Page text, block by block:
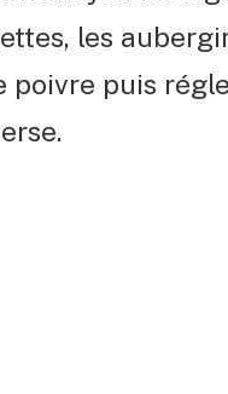
les
poivre puis